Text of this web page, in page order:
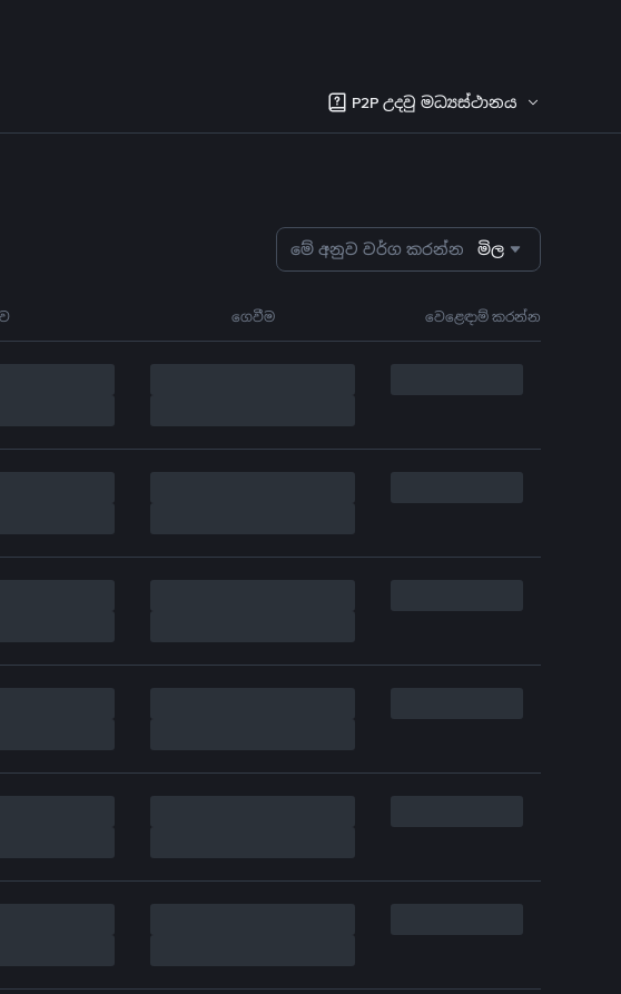
P2P උදවු මධ්‍යස්ථානය
මේ අනුව වර්ග කරන්න මිල
ගෙවීම වෙළෙඳාම් කරන්න